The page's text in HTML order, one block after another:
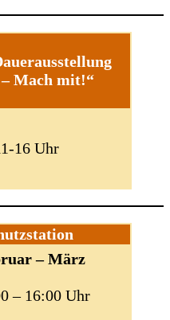
Mach mit!“
16 Uhr
– März
– 16:00 Uhr